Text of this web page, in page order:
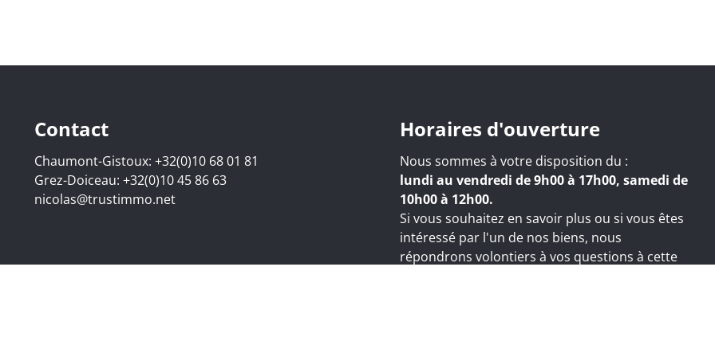
Contact
Chaumont-Gistoux: +32(0)10 68 01 81
Grez-Doiceau: +32(0)10 45 86 63
nicolas@trustimmo.net
Horaires d'ouverture
Nous sommes à votre disposition du :
lundi au vendredi de 9h00 à 17h00, samedi de
10h00 à 12h00.
Si vous souhaitez en savoir plus ou si vous êtes
intéressé par l'un de nos biens, nous
répondrons volontiers à vos questions à cette